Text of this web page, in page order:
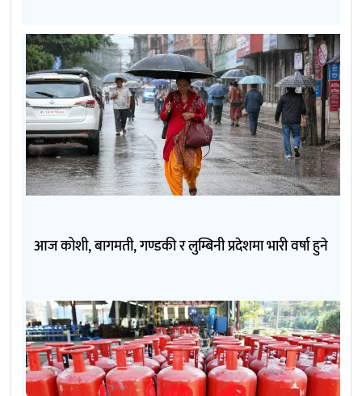
आज कोशी, बागमती, गण्डकी र लुम्बिनी प्रदेशमा भारी वर्षा हुने